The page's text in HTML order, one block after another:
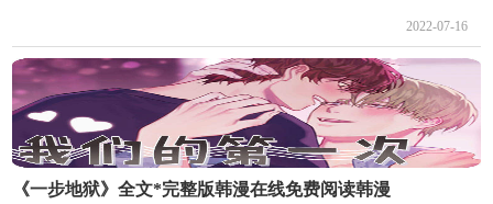
2022-07-16
《一步地狱》全文*完整版韩漫在线免费阅读韩漫